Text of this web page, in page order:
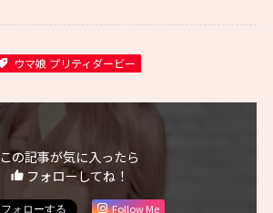
ウマ娘 プリティダービー
この記事が気に入ったら
フォローしてね！
Follow Me